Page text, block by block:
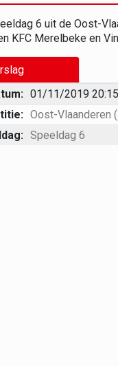
6 uit de Oost-
KFC Merelbeke en
01/11/2019 20:15
Oost-Vlaanderen
Speeldag 6